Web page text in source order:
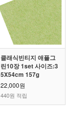
클래식빈티지 애플그
린10장 1set 사이즈:3
5X54cm 157g
22,000원
440원 적립